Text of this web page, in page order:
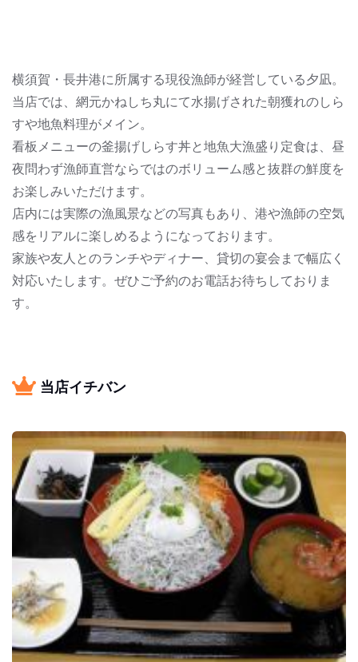
横須賀・長井港に所属する現役漁師が経営している夕凪。
当店では、網元かねしち丸にて水揚げされた朝獲れのしら
すや地魚料理がメイン。
看板メニューの釜揚げしらす丼と地魚大漁盛り定食は、昼
夜問わず漁師直営ならではのボリューム感と抜群の鮮度を
お楽しみいただけます。
店内には実際の漁風景などの写真もあり、港や漁師の空気
感をリアルに楽しめるようになっております。
家族や友人とのランチやディナー、貸切の宴会まで幅広く
対応いたします。ぜひご予約のお電話お待ちしておりま
す。
当店イチバン